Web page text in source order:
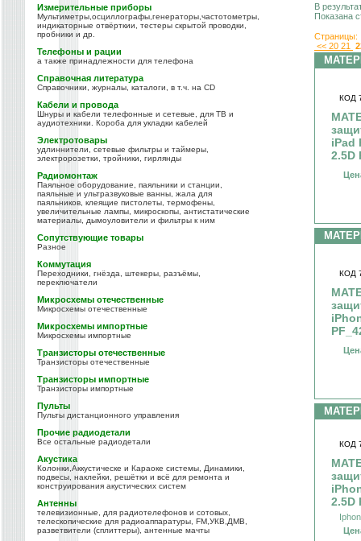
Измерительные приборы
Мультиметры,осциллографы,генераторы,частотометры,
индикаторные отвёрткии, тестеры скрытой проводки,
пробники и др.
Телефоны и рации
а также принадлежности для телефона
Справочная литература
Справочники, журналы, каталоги, в т.ч. на CD
Кабели и провода
Шнуры и кабели телефонные и сетевые, для ТВ и
аудиотехники. Короба для укладки кабелей
Электротовары
удлиннители, сетевые фильтры и таймеры,
электророзетки, тройники, гирлянды
Радиомонтаж
Паяльное оборудование, паяльники и станции,
паяльные и ультразвуковые ванны, жала для
паяльников, клеящие пистолеты, термофены,
увеличительные лампы, микроскопы, антистатические
материалы, дымоуловители и фильтры к ним
Сопутствующие товары
Разное
Коммутация
Переходники, гнёзда, штекеры, разъёмы,
переключатели
Микросхемы отечественные
Микросхемы отечественные
Микросхемы импортные
Микросхемы импортные
Транзисторы отечественные
Транзисторы отечественные
Транзисторы импортные
Транзисторы импортные
Пульты
Пульты дистанционного управления
Прочие радиодетали
Все остальные радиодетали
Акустика
Колонки,Аккустическе и Караоке системы, Динамики,
подвесы, наклейки, решётки и всё для ремонта и
конструирования акустических систем
Антенны
телевизионные, для радиотелефонов и сотовых,
телескопические для радиоаппаратуры, FM,УКВ,ДМВ,
разветвители (сплиттеры), антенные мачты
В
Показана
Страницы:
<< 20 21
КОД
iPad
2.5D
КОД
КОД
2.5D